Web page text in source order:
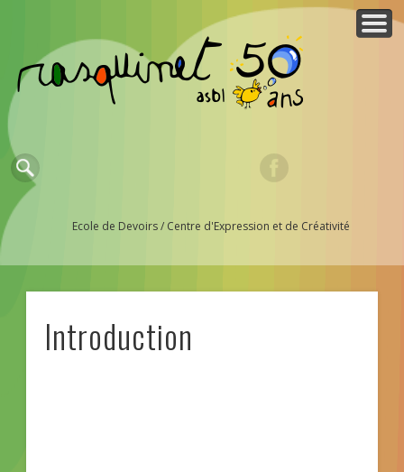
Ecole de Devoirs / Centre d'Expression et de Créativité
ESPACE MEMBRES
QUI SOMMES-NOUS ?
Introduction